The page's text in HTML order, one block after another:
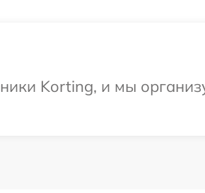
Korting, и мы